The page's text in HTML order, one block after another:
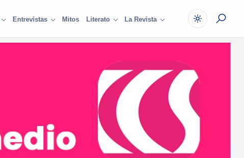
Entrevistas Mitos Literato La Revista